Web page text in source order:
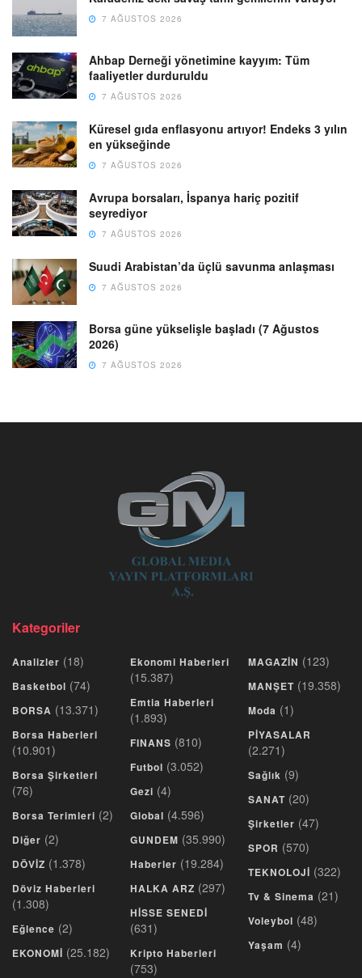
7 AĞUSTOS 2026
Ahbap Derneği yönetimine kayyım: Tüm
faaliyetler durduruldu
7 AĞUSTOS 2026
Küresel gıda enflasyonu artıyor! Endeks 3 yılın
en yükseğinde
7 AĞUSTOS 2026
Avrupa borsaları, İspanya hariç pozitif
seyrediyor
7 AĞUSTOS 2026
Suudi Arabistan’da üçlü savunma anlaşması
7 AĞUSTOS 2026
Borsa güne yükselişle başladı (7 Ağustos
2026)
7 AĞUSTOS 2026
Kategoriler
Analizler (18)
Basketbol (74)
BORSA (13.371)
Borsa Haberleri
(10.901)
Borsa Şirketleri
(76)
Borsa Terimleri (2)
Diğer (2)
DÖVİZ (1.378)
Döviz Haberleri
(1.308)
Eğlence (2)
EKONOMİ (25.182)
Ekonomi Haberleri
(15.387)
Emtia Haberleri
(1.893)
FINANS (810)
Futbol (3.052)
Gezi (4)
Global (4.596)
GUNDEM (35.990)
Haberler (19.284)
HALKA ARZ (297)
HİSSE SENEDİ
(631)
Kripto Haberleri
(753)
MAGAZİN (123)
MANŞET (19.358)
Moda (1)
PİYASALAR
(2.271)
Sağlık (9)
SANAT (20)
Şirketler (47)
SPOR (570)
TEKNOLOJİ (322)
Tv & Sinema (21)
Voleybol (48)
Yaşam (4)